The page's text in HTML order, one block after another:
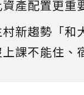
產配置更重
新趨勢「和
課不能住、